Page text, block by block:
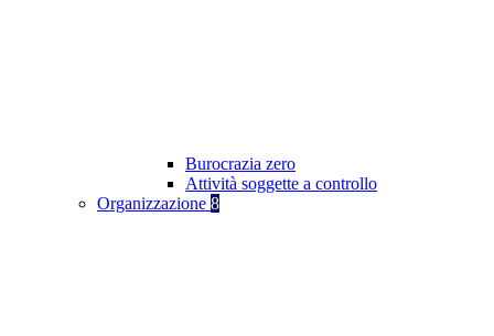
Burocrazia zero
Attività soggette a controllo
Organizzazione 8